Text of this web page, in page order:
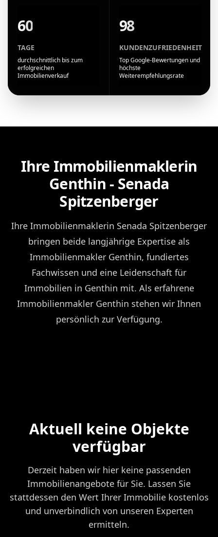
60
TAGE
durchschnittlich bis zum
erfolgreichen
Immobilienverkauf
98
KUNDENZUFRIEDENHEIT
Top Google-Bewertungen und
höchste
Weiterempfehlungsrate
Ihre Immobilienmaklerin
Genthin - Senada
Spitzenberger
Ihre Immobilienmaklerin Senada Spitzenberger
bringen beide langjährige Expertise als
Immobilienmakler Genthin, fundiertes
Fachwissen und eine Leidenschaft für
Immobilien in Genthin mit. Als erfahrene
Immobilienmakler Genthin stehen wir Ihnen
persönlich zur Verfügung.
Aktuell keine Objekte
verfügbar
Derzeit haben wir hier keine passenden
Immobilienangebote für Sie. Lassen Sie
stattdessen den Wert Ihrer Immobilie kostenlos
und unverbindlich von unseren Experten
ermitteln.